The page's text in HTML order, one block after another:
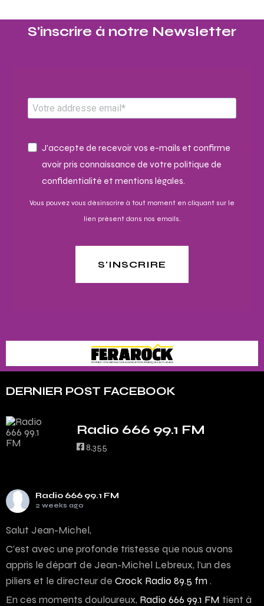
S'inscrire à notre Newsletter​
J'accepte de recevoir vos e-mails et confirme
avoir pris connaissance de votre politique de
confidentialité et mentions légales.
Vous pouvez vous désinscrire à tout moment en cliquant sur le
lien présent dans nos emails.
S'INSCRIRE
DERNIER POST FACEBOOK
Radio 666 99.1 FM
8,355
Radio 666 99.1 FM
2 weeks ago
Salut Jean-Michel,
C’est avec une profonde tristesse que nous avons
appris le départ de Jean-Michel Lebreux, l’un des
piliers et le directeur de Crock Radio 89.5 fm .
En ces moments douloureux, Radio 666 99.1 FM tient à